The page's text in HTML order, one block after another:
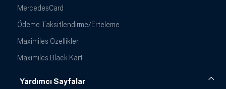
MercedesCard
Ödeme Taksitlendirme/Erteleme
Maximiles Özellikleri
Maximiles Black Kart
Yardımcı Sayfalar